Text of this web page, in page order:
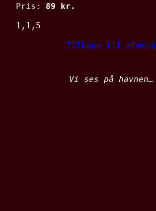
Pris: 89 kr.
1,1,5
Tilbage til ølmenu
Vi ses på havnen…